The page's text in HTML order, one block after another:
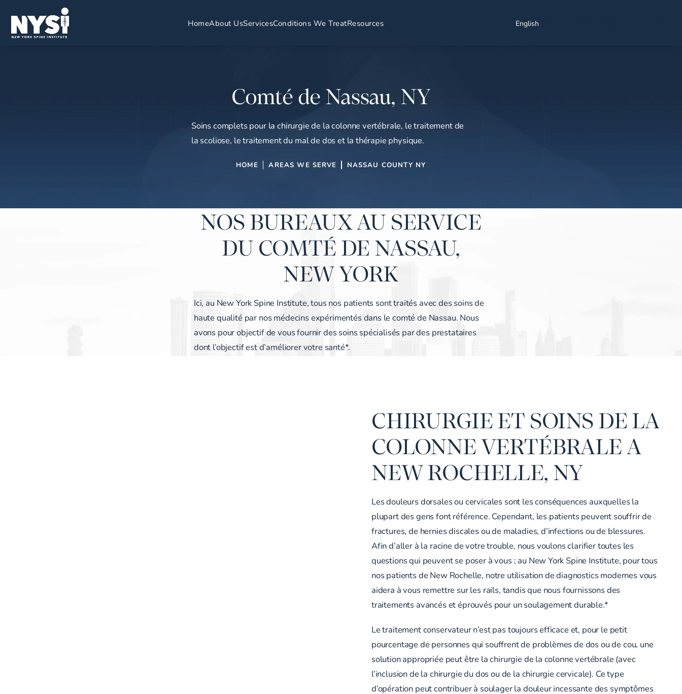
HomeAbout UsServicesConditions We TreatResources English
Comté de Nassau, NY
Soins complets pour la chirurgie de la colonne vertébrale, le traitement de
la scoliose, le traitement du mal de dos et la thérapie physique.
HOME AREAS WE SERVE NASSAU COUNTY NY
NOS BUREAUX AU SERVICE
DU COMTÉ DE NASSAU,
NEW YORK
Ici, au New York Spine Institute, tous nos patients sont traités avec des soins de
haute qualité par nos médecins expérimentés dans le comté de Nassau. Nous
avons pour objectif de vous fournir des soins spécialisés par des prestataires
dont l’objectif est d’améliorer votre santé*.
CHIRURGIE ET SOINS DE LA
COLONNE VERTÉBRALE A
NEW ROCHELLE, NY
Les douleurs dorsales ou cervicales sont les conséquences auxquelles la
plupart des gens font référence. Cependant, les patients peuvent souffrir de
fractures, de hernies discales ou de maladies, d’infections ou de blessures.
Afin d’aller à la racine de votre trouble, nous voulons clarifier toutes les
questions qui peuvent se poser à vous ; au New York Spine Institute, pour tous
nos patients de New Rochelle, notre utilisation de diagnostics modernes vous
aidera à vous remettre sur les rails, tandis que nous fournissons des
traitements avancés et éprouvés pour un soulagement durable.*
Le traitement conservateur n’est pas toujours efficace et, pour le petit
pourcentage de personnes qui souffrent de problèmes de dos ou de cou, une
solution appropriée peut être la chirurgie de la colonne vertébrale (avec
l’inclusion de la chirurgie du dos ou de la chirurgie cervicale). Ce type
d’opération peut contribuer à soulager la douleur incessante des symptômes